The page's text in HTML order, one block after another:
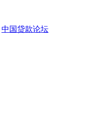
中国贷款论坛